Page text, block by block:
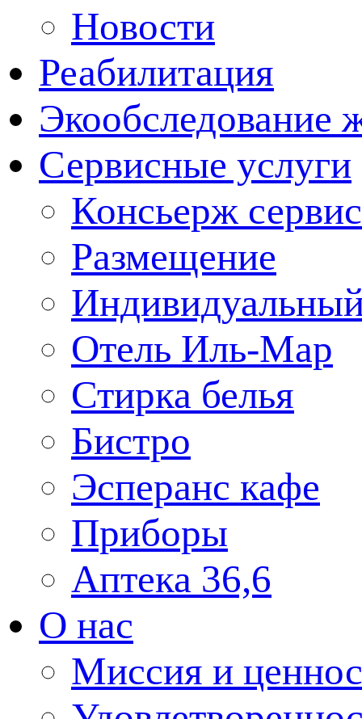
Новости
Реабилитация
Экообследование
Сервисные услуги
Консьерж сервис
Размещение
Отель Иль-Мар
Стирка белья
Бистро
Эсперанс кафе
Приборы
Аптека 36,6
О нас
Миссия и